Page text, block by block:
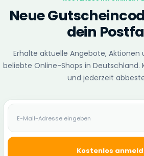
Neue
dein
Erhalte aktuelle Angebote,
beliebte Online-Shops in Deutschland.
und jederzeit
E-Mail-Adresse
Kostenlos